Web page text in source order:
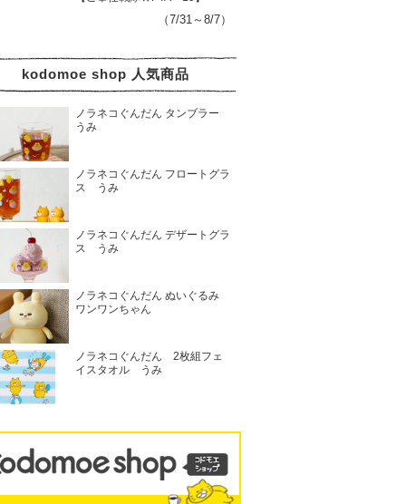
（7/31～8/7）
kodomoe shop 人気商品
ノラネコぐんだん タンブラー
うみ
ノラネコぐんだん フロートグラ
ス うみ
ノラネコぐんだん デザートグラ
ス うみ
ノラネコぐんだん ぬいぐるみ
ワンワンちゃん
ノラネコぐんだん 2枚組フェ
イスタオル うみ